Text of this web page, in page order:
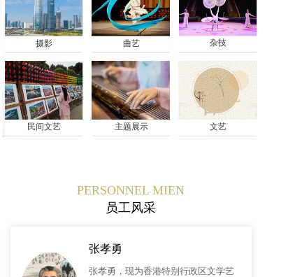
摄影 曲艺 杂技
民间文艺 主题展示 文艺
PERSONNEL MIEN
员工风采
张孝勇
张孝勇，现为香港特别行政区文学艺